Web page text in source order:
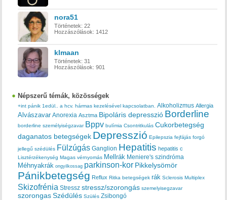
nora51
Történetek: 22
Hozzászólások: 1412
klmaan
Történetek: 31
Hozzászólások: 901
Népszerű témák, közösségek
+int pánik 1edül.. a hcv. hármas kezelésével kapcsolatban. Alkoholizmus Allergia
Alvászavar Anorexia Asztma Bipoláris depresszió Borderline
borderline személyiségzavar Bppv bulímia Csontritkulás Cukorbetegség
daganatos betegségek Depresszió Epilepszia fejfájás forgó
jellegű szédülés Fülzúgás Ganglion Hepatitis hepatitis c
Lisztérzékenység Magas vérnyomás Mellrák Meniere's szindróma
Méhnyakrák ongyilkossag parkinson-kor Pikkelysömör
Pánikbetegség Reflux Ritka betegségek rák Sclerosis Multiplex
Skizofrénia Stressz stressz/szorongás szemelyisegzavar
szorongas Szédülés Szülés Zsibongó